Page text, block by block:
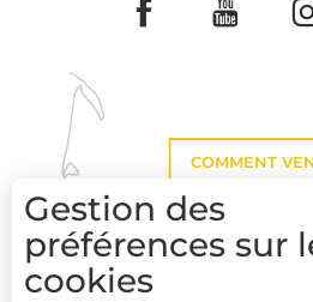
COMMENT
Gestion des
préférences sur
cookies